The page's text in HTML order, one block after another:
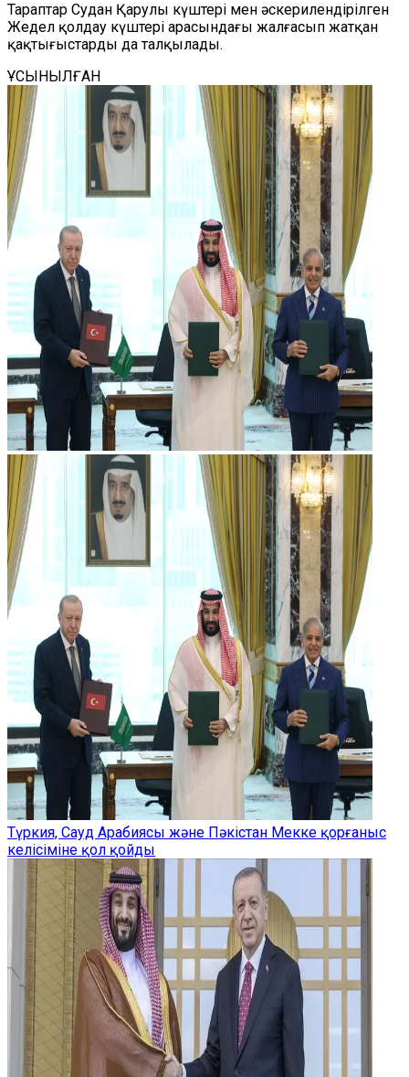
Тараптар Судан Қарулы күштері мен әскерилендірілген
Жедел қолдау күштері арасындағы жалғасып жатқан
қақтығыстарды да талқылады.
ҰСЫНЫЛҒАН
Түркия, Сауд Арабиясы және Пәкістан Мекке қорғаныс
келісіміне қол қойды